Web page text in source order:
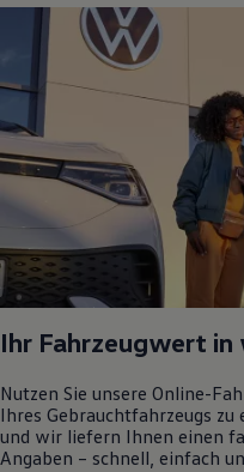
Ihr Fahrzeugwert in
Nutzen Sie unsere Online-
Ihres Gebrauchtfahrzeugs
und wir liefern Ihnen einen
Angaben – schnell, einfach